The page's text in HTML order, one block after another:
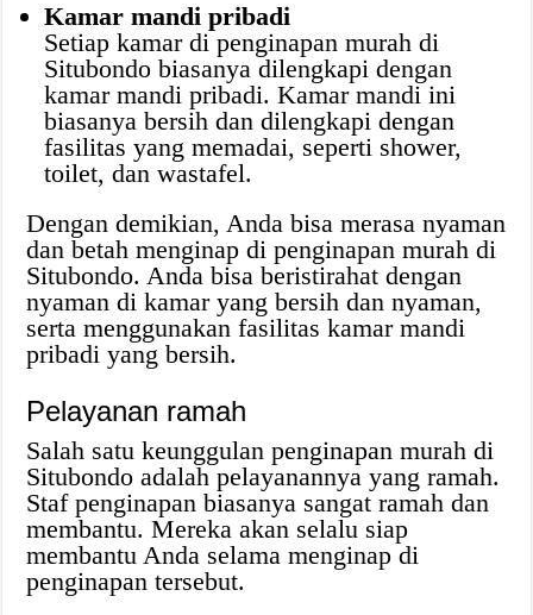
Kamar mandi pribadi
Setiap kamar di penginapan murah di
Situbondo biasanya dilengkapi dengan
kamar mandi pribadi. Kamar mandi ini
biasanya bersih dan dilengkapi dengan
fasilitas yang memadai, seperti shower,
toilet, dan wastafel.
Dengan demikian, Anda bisa merasa nyaman
dan betah menginap di penginapan murah di
Situbondo. Anda bisa beristirahat dengan
nyaman di kamar yang bersih dan nyaman,
serta menggunakan fasilitas kamar mandi
pribadi yang bersih.
Pelayanan ramah
Salah satu keunggulan penginapan murah di
Situbondo adalah pelayanannya yang ramah.
Staf penginapan biasanya sangat ramah dan
membantu. Mereka akan selalu siap
membantu Anda selama menginap di
penginapan tersebut.